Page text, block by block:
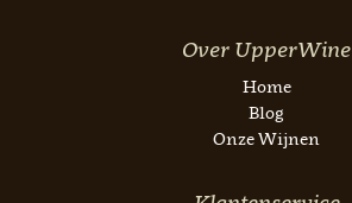
Over UpperWine
Home
Blog
Onze Wijnen